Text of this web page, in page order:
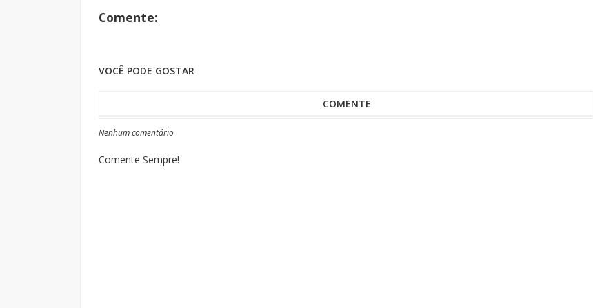
Comente:
VOCÊ PODE GOSTAR
COMENTE
Nenhum comentário
Comente Sempre!